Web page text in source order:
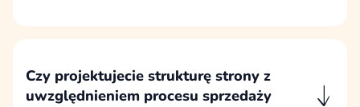
decyzji.
Czy projektujecie strukturę strony z
uwzględnieniem procesu sprzedaży